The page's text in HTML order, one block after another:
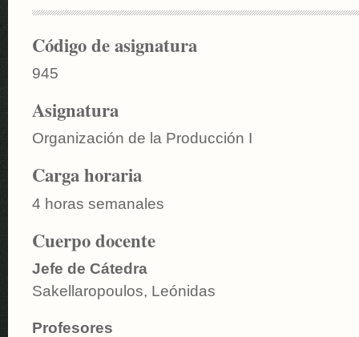
Código de asignatura
945
Asignatura
Organización de la Producción I
Carga horaria
4 horas semanales
Cuerpo docente
Jefe de Cátedra
Sakellaropoulos, Leónidas
Profesores